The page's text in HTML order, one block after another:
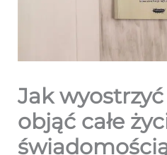
Jak wyostrzyć
objąć całe